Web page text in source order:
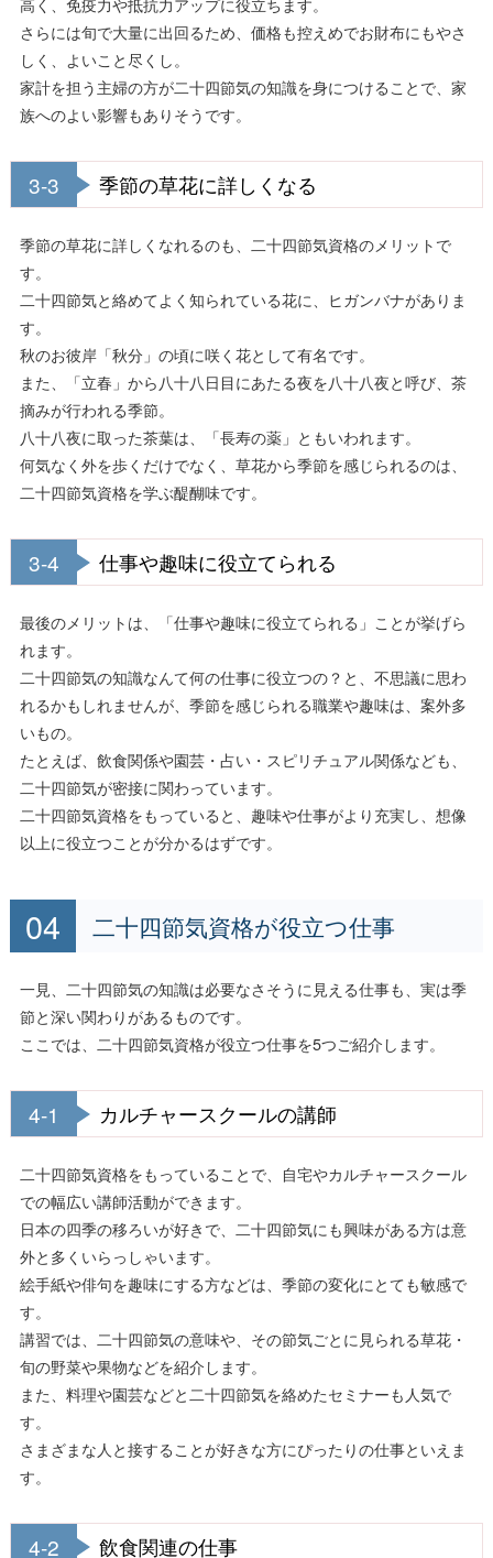
さらには旬で大量に出回るため、価格も控えめでお財布にもやさ
しく、よいこと尽くし。
家計を担う主婦の方が二十四節気の知識を身につけることで、家
族へのよい影響もありそうです。
3-3 季節の草花に詳しくなる
季節の草花に詳しくなれるのも、二十四節気資格のメリットで
す。
二十四節気と絡めてよく知られている花に、ヒガンバナがありま
す。
秋のお彼岸「秋分」の頃に咲く花として有名です。
また、「立春」から八十八日目にあたる夜を八十八夜と呼び、茶
摘みが行われる季節。
八十八夜に取った茶葉は、「長寿の薬」ともいわれます。
何気なく外を歩くだけでなく、草花から季節を感じられるのは、
二十四節気資格を学ぶ醍醐味です。
3-4 仕事や趣味に役立てられる
最後のメリットは、「仕事や趣味に役立てられる」ことが挙げら
れます。
二十四節気の知識なんて何の仕事に役立つの？と、不思議に思わ
れるかもしれませんが、季節を感じられる職業や趣味は、案外多
いもの。
たとえば、飲食関係や園芸・占い・スピリチュアル関係なども、
二十四節気が密接に関わっています。
二十四節気資格をもっていると、趣味や仕事がより充実し、想像
以上に役立つことが分かるはずです。
二十四節気資格が役立つ仕事
一見、二十四節気の知識は必要なさそうに見える仕事も、実は季
節と深い関わりがあるものです。
ここでは、二十四節気資格が役立つ仕事を5つご紹介します。
4-1 カルチャースクールの講師
二十四節気資格をもっていることで、自宅やカルチャースクール
での幅広い講師活動ができます。
日本の四季の移ろいが好きで、二十四節気にも興味がある方は意
外と多くいらっしゃいます。
絵手紙や俳句を趣味にする方などは、季節の変化にとても敏感で
す。
講習では、二十四節気の意味や、その節気ごとに見られる草花・
旬の野菜や果物などを紹介します。
また、料理や園芸などと二十四節気を絡めたセミナーも人気で
す。
さまざまな人と接することが好きな方にぴったりの仕事といえま
す。
4-2 飲食関連の仕事